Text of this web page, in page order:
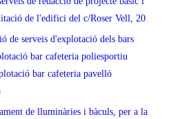
de l'edifici del c/Roser Vell, 20
de serveis d'explotació dels bars
bar cafeteria poliesportiu
bar cafeteria pavelló
de lluminàries i bàculs, per a la